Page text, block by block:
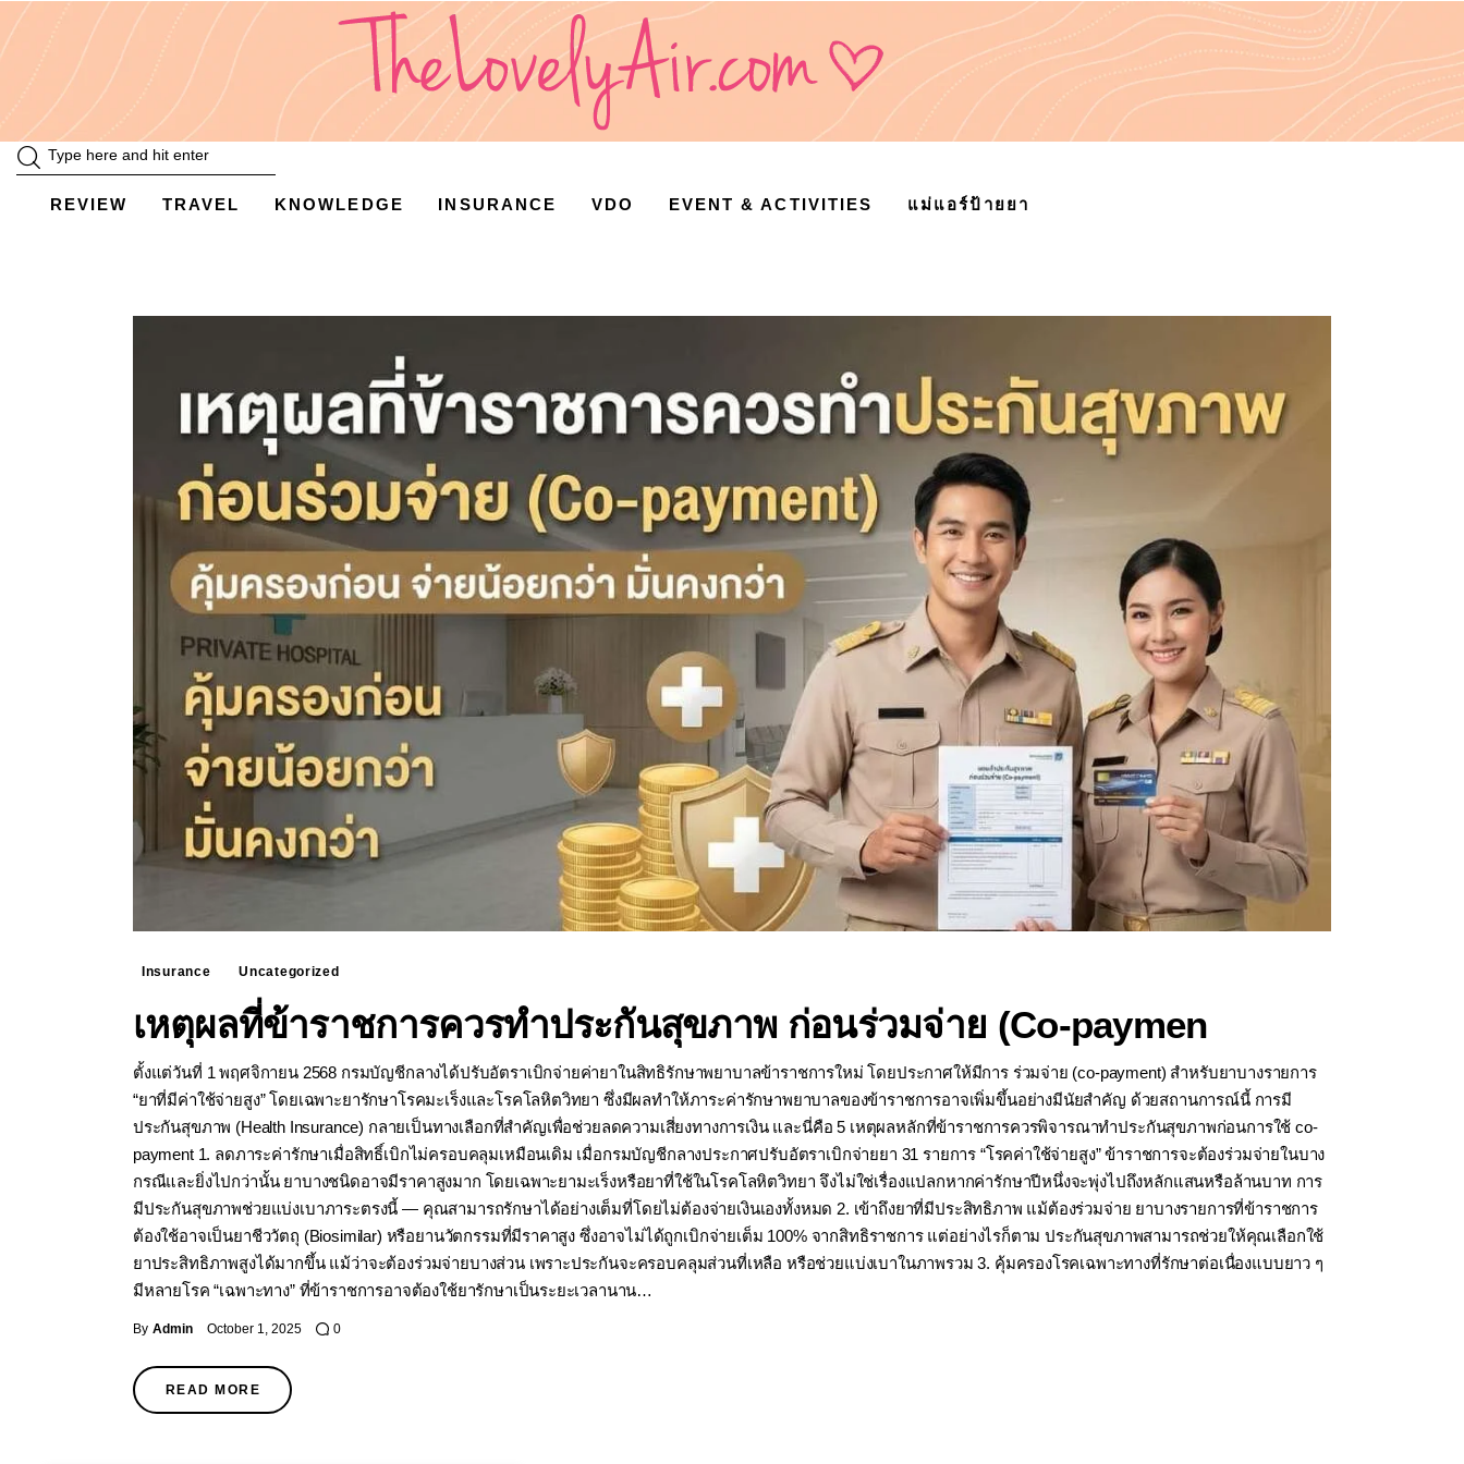
REVIEW TRAVEL KNOWLEDGE INSURANCE VDO EVENT & ACTIVITIES แม่แอร์ป้ายยา
Review
Travel
Knowledge
Insurance Uncategorized
เหตุผลที่ข้าราชการควรทำประกันสุขภาพ ก่อนร่วมจ่าย (Co-paymen
ตั้งแต่วันที่ 1 พฤศจิกายน 2568 กรมบัญชีกลางได้ปรับอัตราเบิกจ่ายค่ายาในสิทธิรักษาพยาบาลข้าราชการใหม่ โดยประกาศให้มีการ ร่วมจ่าย (co-payment) สำหรับยาบางรายการ
“ยาที่มีค่าใช้จ่ายสูง” โดยเฉพาะยารักษาโรคมะเร็งและโรคโลหิตวิทยา ซึ่งมีผลทำให้ภาระค่ารักษาพยาบาลของข้าราชการอาจเพิ่มขึ้นอย่างมีนัยสำคัญ ด้วยสถานการณ์นี้ การมี
ประกันสุขภาพ (Health Insurance) กลายเป็นทางเลือกที่สำคัญเพื่อช่วยลดความเสี่ยงทางการเงิน และนี่คือ 5 เหตุผลหลักที่ข้าราชการควรพิจารณาทำประกันสุขภาพก่อนการใช้ co-
payment 1. ลดภาระค่ารักษาเมื่อสิทธิ์เบิกไม่ครอบคลุมเหมือนเดิม เมื่อกรมบัญชีกลางประกาศปรับอัตราเบิกจ่ายยา 31 รายการ “โรคค่าใช้จ่ายสูง” ข้าราชการจะต้องร่วมจ่ายในบาง
กรณีและยิ่งไปกว่านั้น ยาบางชนิดอาจมีราคาสูงมาก โดยเฉพาะยามะเร็งหรือยาที่ใช้ในโรคโลหิตวิทยา จึงไม่ใช่เรื่องแปลกหากค่ารักษาปีหนึ่งจะพุ่งไปถึงหลักแสนหรือล้านบาท การ
มีประกันสุขภาพช่วยแบ่งเบาภาระตรงนี้ — คุณสามารถรักษาได้อย่างเต็มที่โดยไม่ต้องจ่ายเงินเองทั้งหมด 2. เข้าถึงยาที่มีประสิทธิภาพ แม้ต้องร่วมจ่าย ยาบางรายการที่ข้าราชการ
ต้องใช้อาจเป็นยาชีววัตถุ (Biosimilar) หรือยานวัตกรรมที่มีราคาสูง ซึ่งอาจไม่ได้ถูกเบิกจ่ายเต็ม 100% จากสิทธิราชการ แต่อย่างไรก็ตาม ประกันสุขภาพสามารถช่วยให้คุณเลือกใช้
ยาประสิทธิภาพสูงได้มากขึ้น แม้ว่าจะต้องร่วมจ่ายบางส่วน เพราะประกันจะครอบคลุมส่วนที่เหลือ หรือช่วยแบ่งเบาในภาพรวม 3. คุ้มครองโรคเฉพาะทางที่รักษาต่อเนื่องแบบยาว ๆ
มีหลายโรค “เฉพาะทาง” ที่ข้าราชการอาจต้องใช้ยารักษาเป็นระยะเวลานาน…
By Admin October 1, 2025 0
READ MORE